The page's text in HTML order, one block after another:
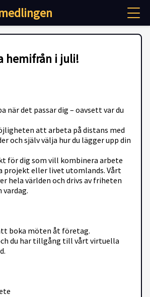
hemifrån i juli!
när det passar dig – oavsett var du
att arbeta på distans med
och själv välja hur du lägger upp din
för dig som vill kombinera arbete
projekt eller livet utomlands. Vårt
hela världen och drivs av friheten
boka möten åt företag.
du har tillgång till vårt virtuella